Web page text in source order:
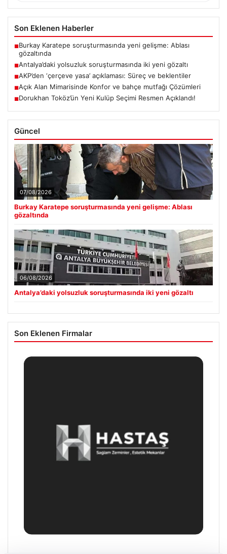
Son Eklenen Haberler
■Burkay Karatepe soruşturmasında yeni gelişme: Ablası
gözaltında
■Antalya’daki yolsuzluk soruşturmasında iki yeni gözaltı
■AKP’den ‘çerçeve yasa’ açıklaması: Süreç ve beklentiler
■Açık Alan Mimarisinde Konfor ve bahçe mutfağı Çözümleri
■Dorukhan Toköz’ün Yeni Kulüp Seçimi Resmen Açıklandı!
Güncel
07/08/2026
Burkay Karatepe soruşturmasında yeni gelişme: Ablası
gözaltında
06/08/2026
Antalya’daki yolsuzluk soruşturmasında iki yeni gözaltı
Son Eklenen Firmalar